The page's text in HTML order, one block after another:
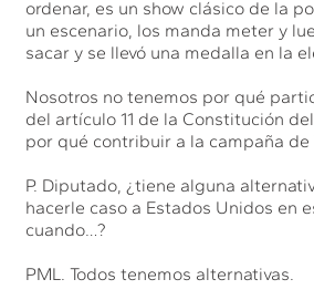
ordenar, es un show clásico de la
un escenario, los manda meter y
sacar y se llevó una medalla en la
Nosotros no tenemos por qué
del artículo 11 de la Constitución
por qué contribuir a la campaña de
P. Diputado, ¿tiene alguna
hacerle caso a Estados Unidos en
cuando…?
PML. Todos tenemos alternativas.